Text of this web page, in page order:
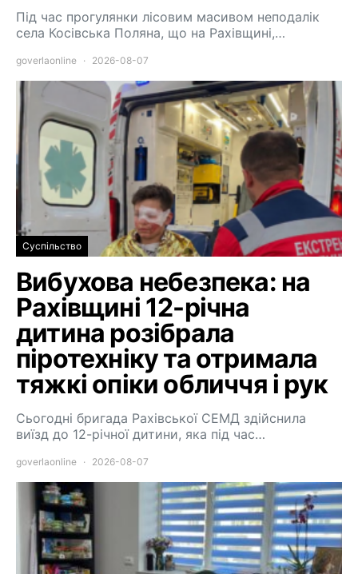
Під час прогулянки лісовим масивом неподалік
села Косівська Поляна, що на Рахівщині,…
goverlaonline 2026-08-07
Суспільство
Вибухова небезпека: на
Рахівщині 12-річна
дитина розібрала
піротехніку та отримала
тяжкі опіки обличчя і рук
Сьогодні бригада Рахівської СЕМД здійснила
виїзд до 12-річної дитини, яка під час…
goverlaonline 2026-08-07